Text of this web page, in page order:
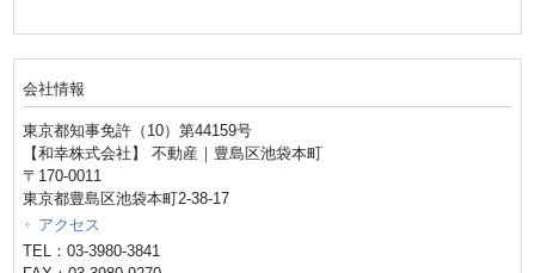
会社情報
東京都知事免許（10）第44159号
【和幸株式会社】 不動産｜豊島区池袋本町
〒170-0011
東京都豊島区池袋本町2-38-17
アクセス
TEL：03-3980-3841